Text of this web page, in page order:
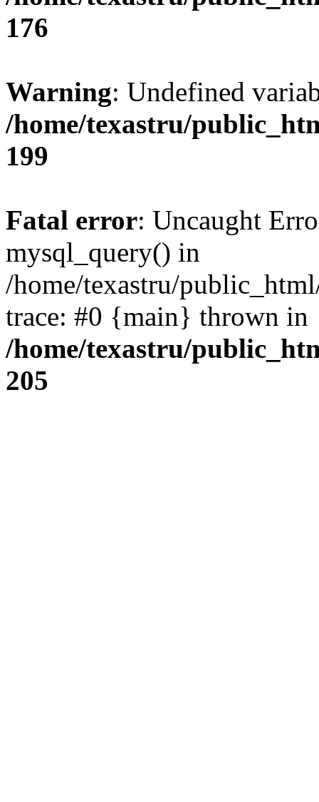
176
Warning: Undefined
/home/texastru/
199
Fatal error: Uncaught
mysql_query() in
/home/texastru/
trace: #0 {main} thrown in
/home/texastru/
205